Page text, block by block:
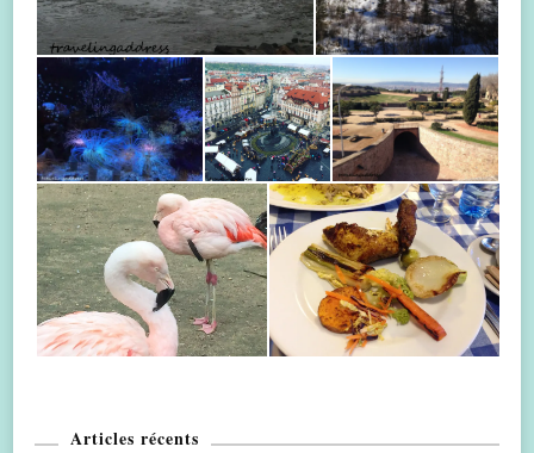
Articles récents